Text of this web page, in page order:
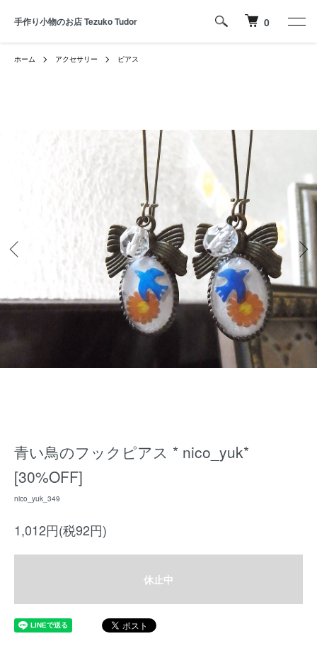
手作り小物のお店 Tezuko Tudor 0
ホーム アクセサリー ピアス
青い鳥のフックピアス * nico_yuk*
[30%OFF]
nico_yuk_349
1,012円(税92円)
休止中